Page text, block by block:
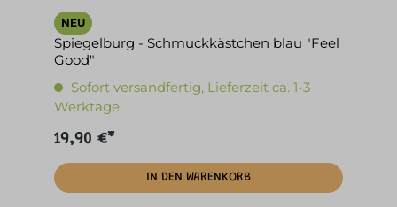
NEU
Spiegelburg - Schmuckkästchen blau "Feel
Good"
Sofort versandfertig, Lieferzeit ca. 1-3
Werktage
19,90 €*
IN DEN WARENKORB